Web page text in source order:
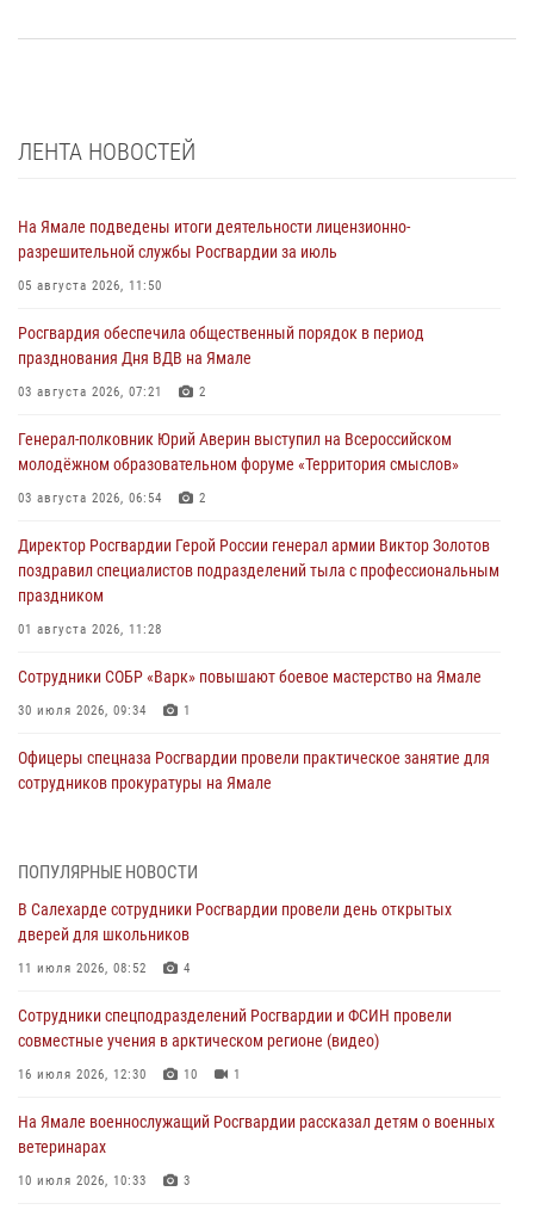
ЛЕНТА НОВОСТЕЙ
На Ямале подведены итоги деятельности лицензионно-
разрешительной службы Росгвардии за июль
05 августа 2026, 11:50
Росгвардия обеспечила общественный порядок в период
празднования Дня ВДВ на Ямале
03 августа 2026, 07:21 2
Генерал-полковник Юрий Аверин выступил на Всероссийском
молодёжном образовательном форуме «Территория смыслов»
03 августа 2026, 06:54 2
Директор Росгвардии Герой России генерал армии Виктор Золотов
поздравил специалистов подразделений тыла с профессиональным
праздником
01 августа 2026, 11:28
Сотрудники СОБР «Варк» повышают боевое мастерство на Ямале
30 июля 2026, 09:34 1
Офицеры спецназа Росгвардии провели практическое занятие для
сотрудников прокуратуры на Ямале
В Уральском округе Росгвардии состоялось заседание
29 июля 2026, 10:39
Сотрудники СОБР «Варк» приняли участие в чемпионате Уральского
28 июля 2026, 05:28 1
На Полярном круге Росгвардия обеспечила безопасность турнира
Акция «Каникулы с Росгвардией» продолжается на Ямале
ПОПУЛЯРНЫЕ НОВОСТИ
В Салехарде сотрудники Росгвардии провели день открытых
дверей для школьников
11 июля 2026, 08:52 4
Сотрудники спецподразделений Росгвардии и ФСИН провели
совместные учения в арктическом регионе (видео)
16 июля 2026, 12:30 10 1
На Ямале военнослужащий Росгвардии рассказал детям о военных
ветеринарах
10 июля 2026, 10:33 3